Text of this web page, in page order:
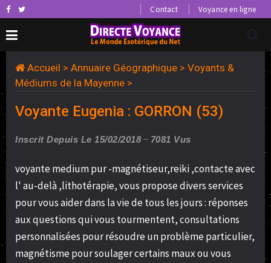
Contact Voyance en ligne
Accueil > Annuaire Géographique > Voyants &
Médiums de la Mayenne >
Voyante Eugenia : GORRON (53)
Inscrit Depuis Le 15/02/2018 7081 Vus
voyante medium pur -magnétiseur,reiki ,contacte avec
l' au-delà ,lithotérapie, vous propose divers services
pour vous aider dans la vie de tous les jours : réponses
aux questions qui vous tourmentent, consultations
personnalisées pour résoudre un problème particulier,
magnétisme pour soulager certains maux ou vous